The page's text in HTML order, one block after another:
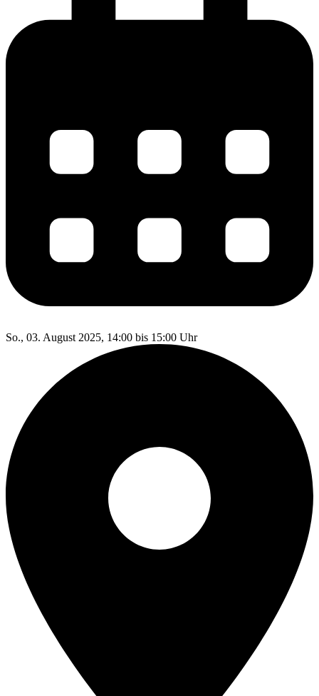
So., 03. August 2025, 14:00 bis 15:00 Uhr